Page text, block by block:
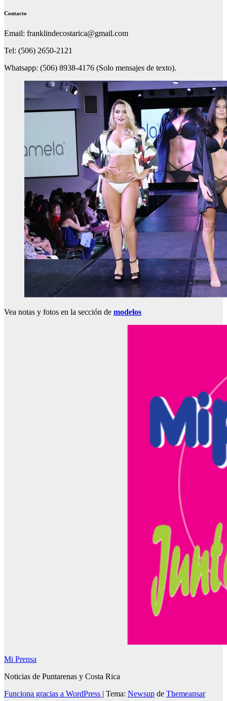
Contacto
Email: franklindecostarica@gmail.com
Tel: (506) 2650-2121
Whatsapp: (506) 8938-4176 (Solo mensajes de texto).
Vea notas y fotos en la sección de modelos
Mi Prensa
Noticias de Puntarenas y Costa Rica
Funciona gracias a WordPress | Tema: Newsup de Themeansar